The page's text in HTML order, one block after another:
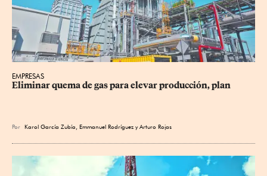
EMPRESAS
Eliminar quema de gas para elevar producción, plan
Por Karol García Zubía Emmanuel Rodríguez yArturo Rojas